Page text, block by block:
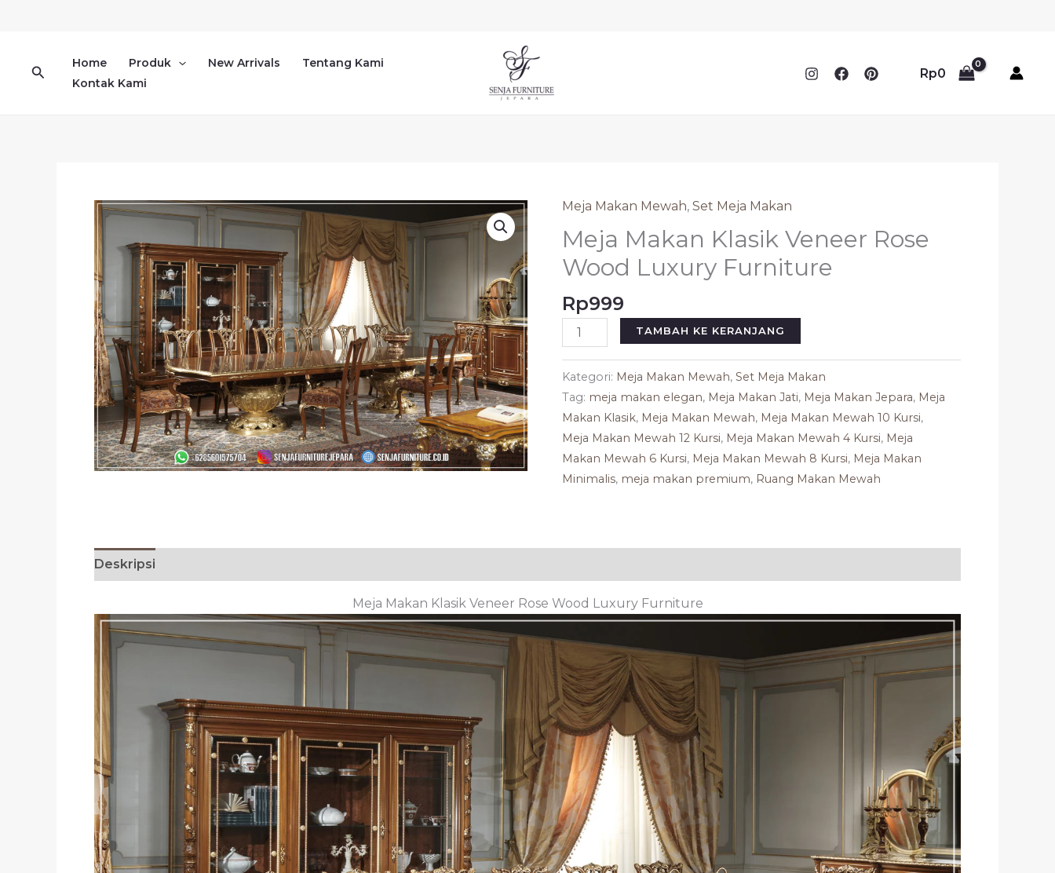
Cari Home Produk New Arrivals
Tentang Kami
Kontak Kami
Rp0
Meja Makan Mewah,Set Meja Makan
Meja Makan Klasik Veneer Rose
Wood Luxury Furniture
Rp999
Kuantitas
Meja
Makan
Klasik
Rose
Wood
Luxury
Furniture
TAMBAH KE KERANJANG
Kategori: Meja Makan Mewah,Set Meja Makan
Tag: meja makan elegan, Meja Makan Jati, Meja Makan Jepara, Meja
Makan Klasik, Meja Makan Mewah, Meja Makan Mewah 10 Kursi,
Meja Makan Mewah 12 Kursi, Meja Makan Mewah 4 Kursi, Meja
Makan Mewah 6 Kursi, Meja Makan Mewah 8 Kursi, Meja Makan
Minimalis, meja makan premium, Ruang Makan Mewah
Deskripsi
Meja Makan Klasik Veneer Rose Wood Luxury Furniture